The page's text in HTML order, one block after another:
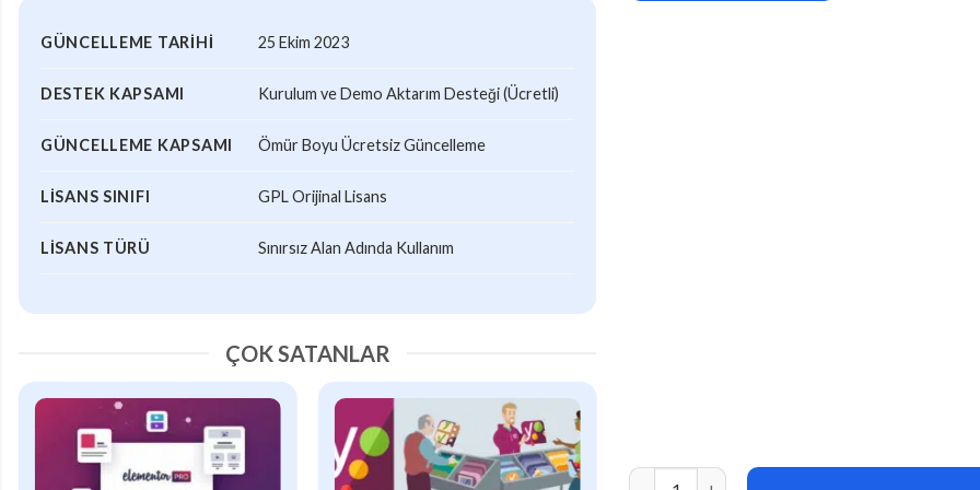
GÜNCELLEME TARIHI 25 Ekim 2023
DESTEK KAPSAMI Kurulum ve Demo Aktarım Desteği (Ücretli)
GÜNCELLEME KAPSAMI Ömür Boyu Ücretsiz Güncelleme
LISANS SINIFI GPL Orijinal Lisans
LISANS TÜRÜ Sınırsız Alan Adında Kullanım
ÇOK SATANLAR
Delivery Drivers for Vendors v1.0.7 adet